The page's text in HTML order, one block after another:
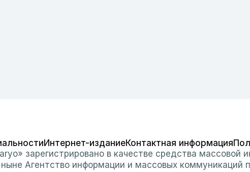
Интернет-изданиеКонтактная информация
зарегистрировано в качестве средства
Агентство информации и массовых коммуникаций